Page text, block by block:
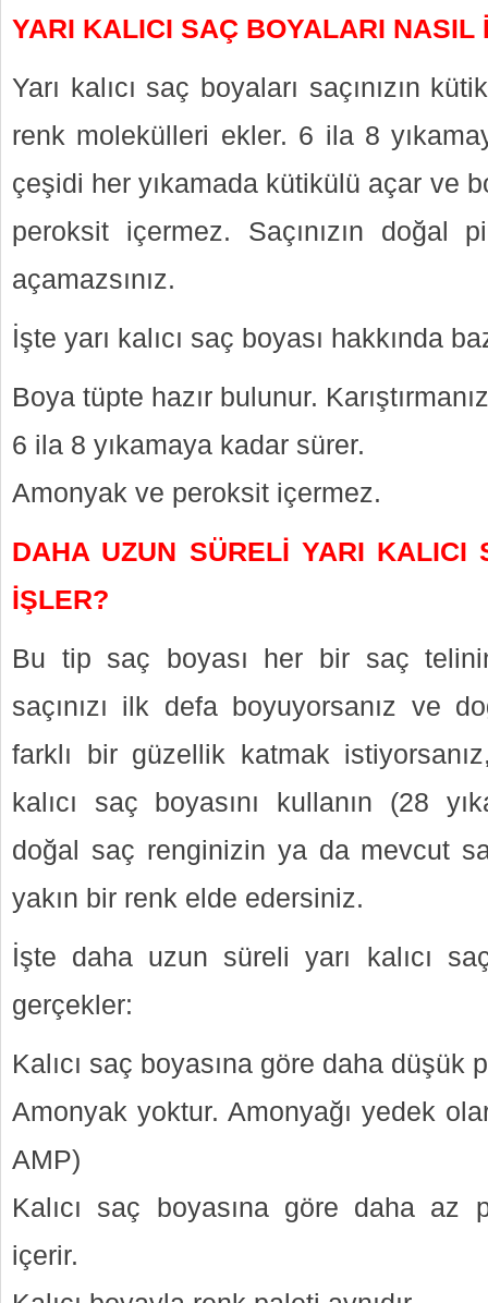
YARI KALICI SAÇ BOYALARI NASIL
Yarı kalıcı saç boyaları saçınızın
renk molekülleri ekler. 6 ila 8
çeşidi her yıkamada kütikülü açar ve
peroksit içermez. Saçınızın doğal
açamazsınız.
İşte yarı kalıcı saç boyası hakkında
Boya tüpte hazır bulunur.
6 ila 8 yıkamaya kadar sürer.
Amonyak ve peroksit içermez.
DAHA UZUN SÜRELİ YARI KALICI
İŞLER?
Bu tip saç boyası her bir saç
saçınızı ilk defa boyuyorsanız ve
farklı bir güzellik katmak
kalıcı saç boyasını kullanın (28
doğal saç renginizin ya da mevcut
yakın bir renk elde edersiniz.
İşte daha uzun süreli yarı kalıcı
gerçekler:
Kalıcı saç boyasına göre daha düşük
Amonyak yoktur. Amonyağı yedek
AMP)
Kalıcı saç boyasına göre daha az
içerir.